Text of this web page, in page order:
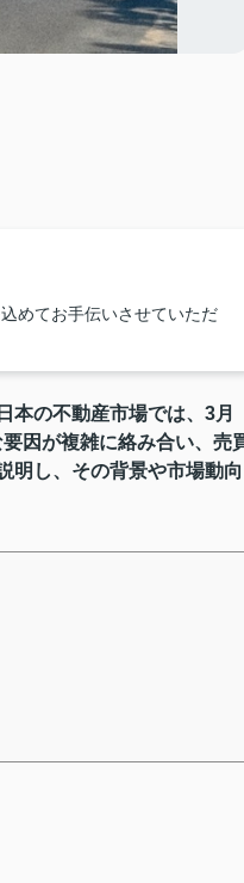
めてお手伝いさせていただ
本の不動産市場では、3月
因が複雑に絡み合い、売
明し、その背景や市場動向